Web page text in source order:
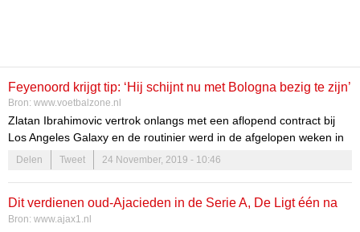
Feyenoord krijgt tip: ‘Hij schijnt nu met Bologna bezig te zijn’
Bron: www.voetbalzone.nl
Zlatan Ibrahimovic vertrok onlangs met een aflopend contract bij
Los Angeles Galaxy en de routinier werd in de afgelopen weken in
verband gebracht met onder meer zijn oude club AC Milan en
Bologna. Hans Kraay jr.
Delen Tweet 24 November, 2019 - 10:46
Dit verdienen oud-Ajacieden in de Serie A, De Ligt één na
best betaalde speler
Bron: www.ajax1.nl